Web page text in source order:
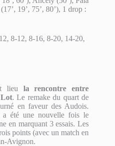
19’, 75’, 80’), 1 drop :
8-12, 8-16, 8-20, 14-20,
lieu la rencontre entre
Lot. Le remake du quart de
en faveur des Audois.
a été une nouvelle fois le
en marquant 3 essais. Les
points (avec un match en
Avignon.